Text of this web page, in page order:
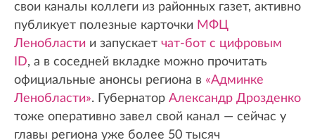
свои каналы коллеги из районных газет, активно
публикует полезные карточки МФЦ
Ленобласти и запускает чат-бот с цифровым
ID, а в соседней вкладке можно прочитать
официальные анонсы региона в «Админке
Ленобласти». Губернатор Александр Дрозденко
тоже оперативно завел свой канал — сейчас у
главы региона уже более 50 тысяч